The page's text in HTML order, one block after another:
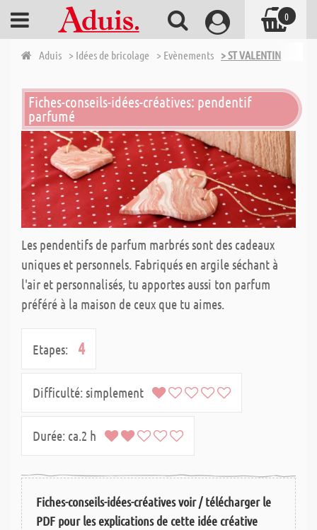
Aduis > Idées de bricolage > Evènements > ST VALENTIN
Fiches-conseils-idées-créatives: pendentif
parfumé
Les pendentifs de parfum marbrés sont des cadeaux
uniques et personnels. Fabriqués en argile séchant à
l'air et personnalisés, tu apportes aussi ton parfum
préféré à la maison de ceux que tu aimes.
Etapes: 4
Difficulté:simplement
Durée: ca.2 h
Fiches-conseils-idées-créatives voir / télécharger le
PDF pour les explications de cette idée créative
0